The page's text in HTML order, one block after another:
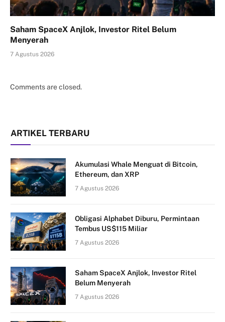
Saham SpaceX Anjlok, Investor Ritel Belum
Menyerah
7 Agustus 2026
Comments are closed.
ARTIKEL TERBARU
Akumulasi Whale Menguat di Bitcoin,
Ethereum, dan XRP
7 Agustus 2026
Obligasi Alphabet Diburu, Permintaan
Tembus US$115 Miliar
7 Agustus 2026
Saham SpaceX Anjlok, Investor Ritel
Belum Menyerah
7 Agustus 2026